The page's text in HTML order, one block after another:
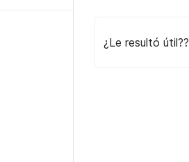
¿Le resultó útil??